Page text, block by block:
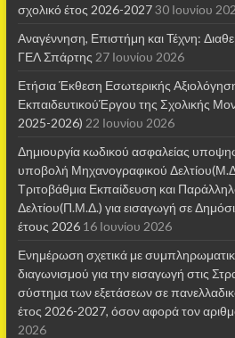
σχολικό έτος 2026-202730 Ιουνίου
Αναγέννηση, Επιστήμη και Τέχνη:
ΓΕΛ Σπάρτης 27 Ιουνίου 2026
Ετήσια Έκθεση Εσωτερικής
ΕκπαιδευτικούΈργου της Σχολικής
2025-2026) 22 Ιουνίου 2026
Δημιουργία κωδικού ασφαλείας
υποβολή Μηχανογραφικού
Τριτοβάθμια Εκπαίδευση και
Δελτίου(Π.Μ.Δ.) για εισαγωγή σε
έτους 2026 16 Ιουνίου 2026
Ενημέρωση σχετικά με
διαγωνισμού για την εισαγωγή στις
σύστημα των εξετάσεων σε
έτος 2026-2027, όσον αφορά τον
2026